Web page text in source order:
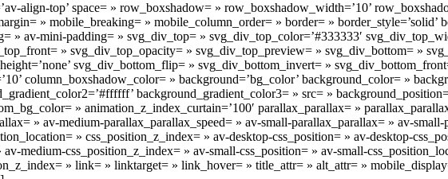
align-top’ space= » row_boxshadow= » row_boxshadow_width=’10’
» mobile_breaking= » mobile_column_order= » border= »
» av-mini-padding= » svg_div_top= » svg_div_top_color=’#333333′
» svg_div_top_opacity= » svg_div_top_preview= » svg_div_bottom= »
svg_div_bottom_flip= » svg_div_bottom_invert= »
column_boxshadow_color= » background=’bg_color’ background_color= »
background_gradient_color3= » src= »
» animation_z_index_curtain=’100′ parallax_parallax= »
» av-medium-parallax_parallax_speed= » av-small-parallax_parallax= » av-
» css_position_z_index= » av-desktop-css_position= » av-desktop-
medium-css_position_z_index= » av-small-css_position= » av-small-
» link= » linktarget= » link_hover= » title_attr= » alt_attr= »